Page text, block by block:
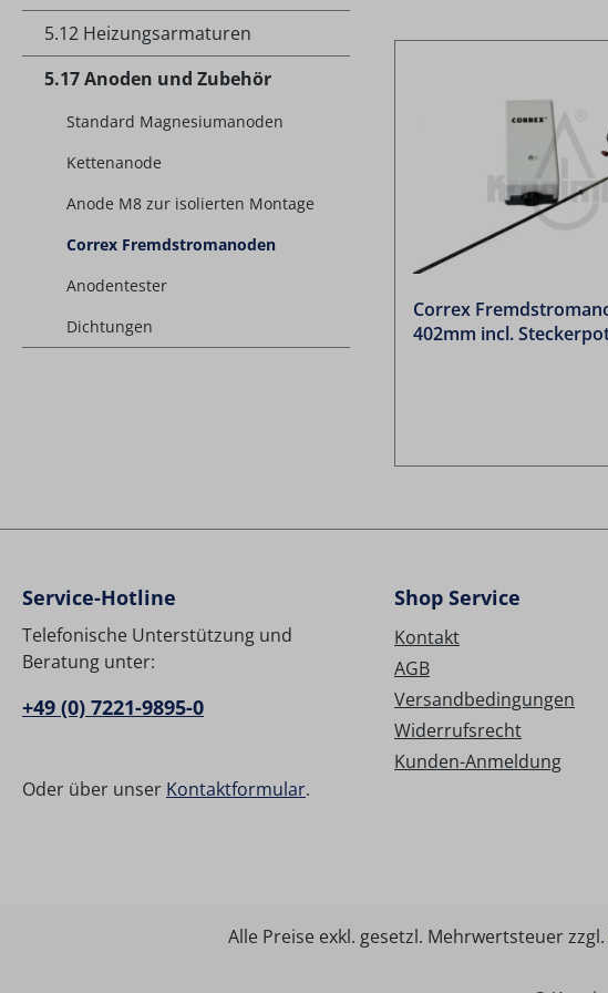
5.12 Heizungsarmaturen
5.17 Anoden und Zubehör
Standard Magnesiumanoden
Kettenanode
Anode M8 zur isolierten Montage
Correx Fremdstromanoden
Anodentester
Dichtungen
Correx
402mm incl.
Service-Hotline
Telefonische Unterstützung und
Beratung unter:
+49 (0) 7221-9895-0
Oder über unser Kontaktformular.
Shop Service
Kontakt
AGB
Versandbedingungen
Widerrufsrecht
Kunden-Anmeldung
Alle Preise exkl. gesetzl. Mehrwertsteuer zzgl.